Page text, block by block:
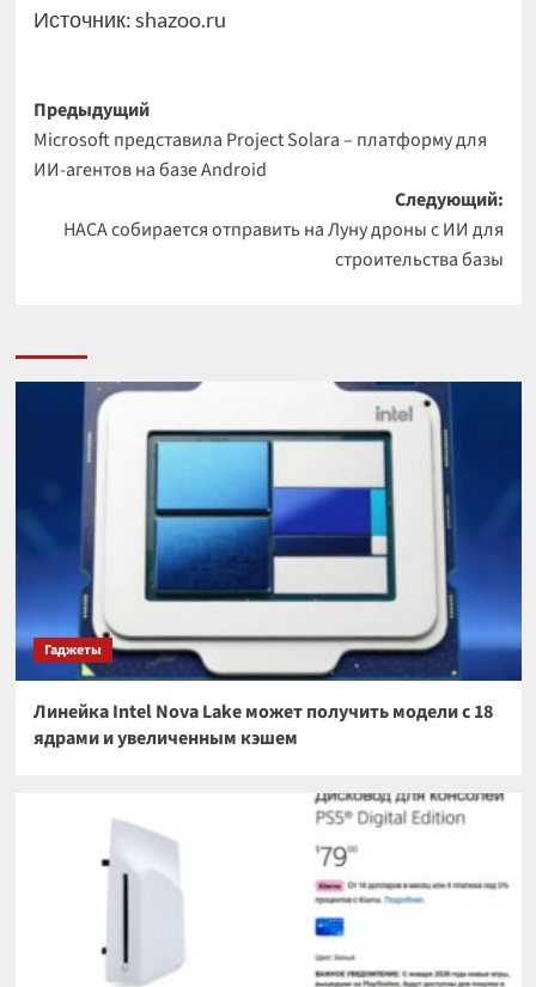
Источник:shazoo.ru
Навигация
записи
Предыдущий
Microsoft представила Project Solara – платформу для
ИИ-агентов на базе Android
Следующий:
НАСА собирается отправить на Луну дроны с ИИ для
строительства базы
Гаджеты
Линейка Intel Nova Lake может получить модели с 18
ядрами и увеличенным кэшем